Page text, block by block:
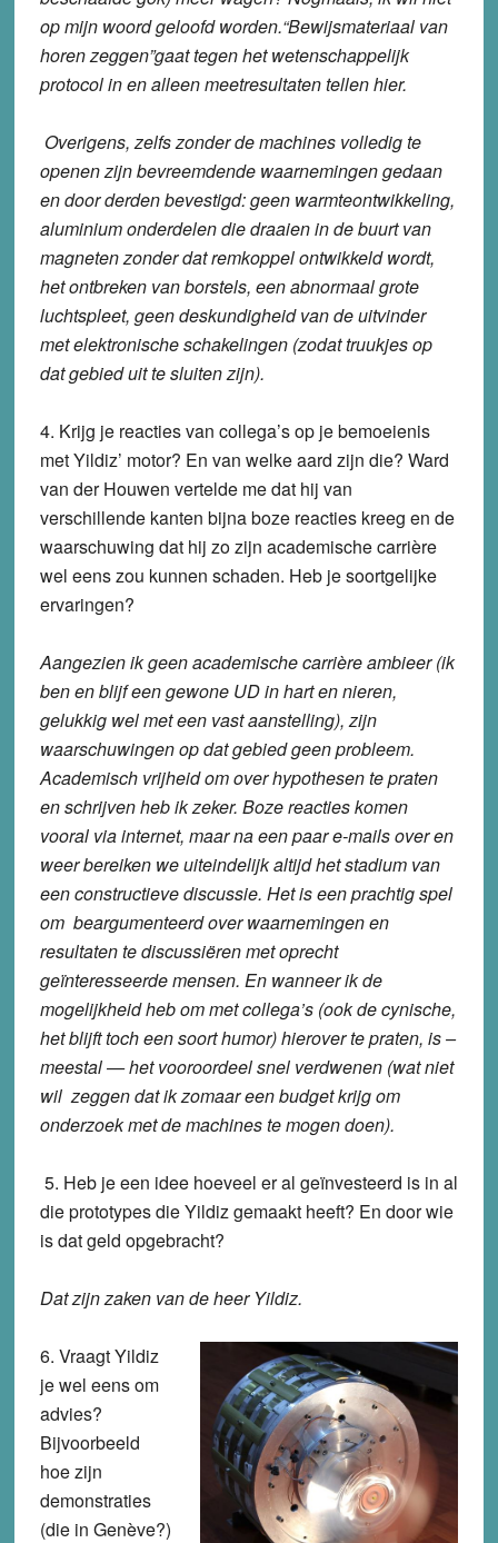
op mijn woord geloofd worden.“Bewijsmateriaal van
horen zeggen”gaat tegen het wetenschappelijk
protocol in en alleen meetresultaten tellen hier.
Overigens, zelfs zonder de machines volledig te
openen zijn bevreemdende waarnemingen gedaan
en door derden bevestigd: geen warmteontwikkeling,
aluminium onderdelen die draaien in de buurt van
magneten zonder dat remkoppel ontwikkeld wordt,
het ontbreken van borstels, een abnormaal grote
luchtspleet, geen deskundigheid van de uitvinder
met elektronische schakelingen (zodat truukjes op
dat gebied uit te sluiten zijn).
4. Krijg je reacties van collega’s op je bemoeienis
met Yildiz’ motor? En van welke aard zijn die? Ward
van der Houwen vertelde me dat hij van
verschillende kanten bijna boze reacties kreeg en de
waarschuwing dat hij zo zijn academische carrière
wel eens zou kunnen schaden. Heb je soortgelijke
ervaringen?
Aangezien ik geen academische carrière ambieer (ik
ben en blijf een gewone UD in hart en nieren,
gelukkig wel met een vast aanstelling), zijn
waarschuwingen op dat gebied geen probleem.
Academisch vrijheid om over hypothesen te praten
en schrijven heb ik zeker. Boze reacties komen
vooral via internet, maar na een paar e-mails over en
weer bereiken we uiteindelijk altijd het stadium van
een constructieve discussie. Het is een prachtig spel
om beargumenteerd over waarnemingen en
resultaten te discussiëren met oprecht
geïnteresseerde mensen. En wanneer ik de
mogelijkheid heb om met collega’s (ook de cynische,
het blijft toch een soort humor) hierover te praten, is –
meestal — het vooroordeel snel verdwenen (wat niet
wil zeggen dat ik zomaar een budget krijg om
onderzoek met de machines te mogen doen).
5. Heb je een idee hoeveel er al geïnvesteerd is in al
die prototypes die Yildiz gemaakt heeft? En door wie
is dat geld opgebracht?
Dat zijn zaken van de heer Yildiz.
6. Vraagt Yildiz
je wel eens om
advies?
Bijvoorbeeld
hoe zijn
demonstraties
(die in Genève?)